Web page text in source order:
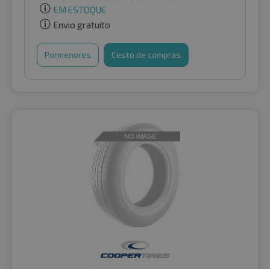
EM ESTOQUE
Envio gratuito
Pormenores Cesto de compras